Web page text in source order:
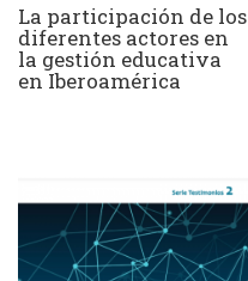
La participación de los
diferentes actores en
la gestión educativa
en Iberoamérica